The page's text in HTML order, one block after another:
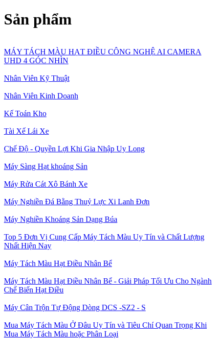
Sản phẩm
MÁY TÁCH MÀU HẠT ĐIỀU CÔNG NGHỆ AI CAMERA
UHD 4 GÓC NHÌN
Nhân Viên Kỹ Thuật
Nhân Viên Kinh Doanh
Kế Toán Kho
Tài Xế Lái Xe
Chế Độ - Quyền Lợi Khi Gia Nhập Uy Long
Máy Sàng Hạt khoáng Sản
Máy Rửa Cát Xô Bánh Xe
Máy Nghiền Đá Bằng Thuỷ Lực Xi Lanh Đơn
Máy Nghiền Khoáng Sản Dạng Búa
Top 5 Đơn Vị Cung Cấp Máy Tách Màu Uy Tín và Chất Lượng
Nhất Hiện Nay
Máy Tách Màu Hạt Điều Nhân Bể
Máy Tách Màu Hạt Điều Nhân Bể - Giải Pháp Tối Ưu Cho Ngành
Chế Biến Hạt Điều
Máy Cân Trộn Tự Động Dòng DCS -SZ2 - S
Mua Máy Tách Màu Ở Đâu Uy Tín và Tiêu Chí Quan Trọng Khi
Mua Máy Tách Màu hoặc Phân Loại